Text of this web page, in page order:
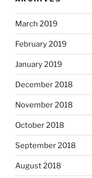
March 2019
February 2019
January 2019
December 2018
November 2018
October 2018
September 2018
August 2018